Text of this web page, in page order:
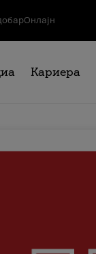
Кариера